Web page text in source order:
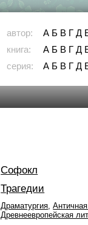
автор: А Б В Г Д
книга:
А Б В Г Д
серия:
А Б В Г Д
Софокл
Трагедии
Драматургия,
Древнеевропейская